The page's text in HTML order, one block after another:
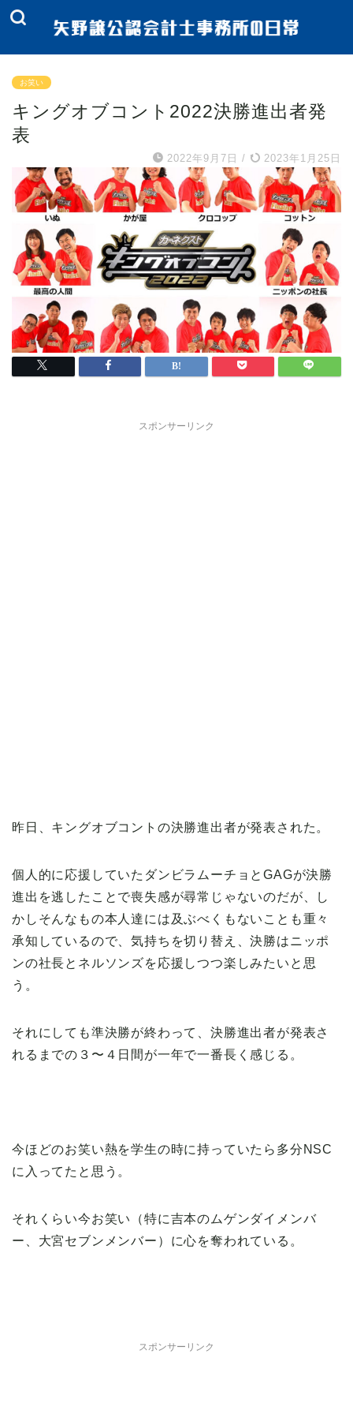
お笑い
キングオブコント2022決勝進出者発
表
2022年9月7日 / 2023年1月25日
スポンサーリンク
昨日、キングオブコントの決勝進出者が発表された。
個人的に応援していたダンビラムーチョとGAGが決勝
進出を逃したことで喪失感が尋常じゃないのだが、し
かしそんなもの本人達には及ぶべくもないことも重々
承知しているので、気持ちを切り替え、決勝はニッポ
ンの社長とネルソンズを応援しつつ楽しみたいと思
う。
それにしても準決勝が終わって、決勝進出者が発表さ
れるまでの３〜４日間が一年で一番長く感じる。
今ほどのお笑い熱を学生の時に持っていたら多分NSC
に入ってたと思う。
それくらい今お笑い（特に吉本のムゲンダイメンバ
ー、大宮セブンメンバー）に心を奪われている。
スポンサーリンク